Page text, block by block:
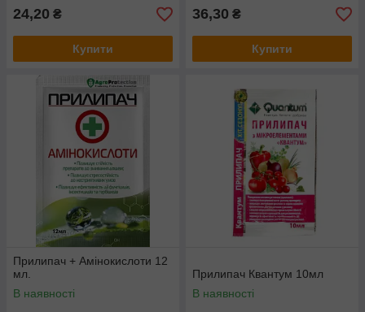
24,20 ₴
Купити
36,30 ₴
Купити
Прилипач + Амінокислоти 12
мл.
В наявності
Прилипач Квантум 10мл
В наявності